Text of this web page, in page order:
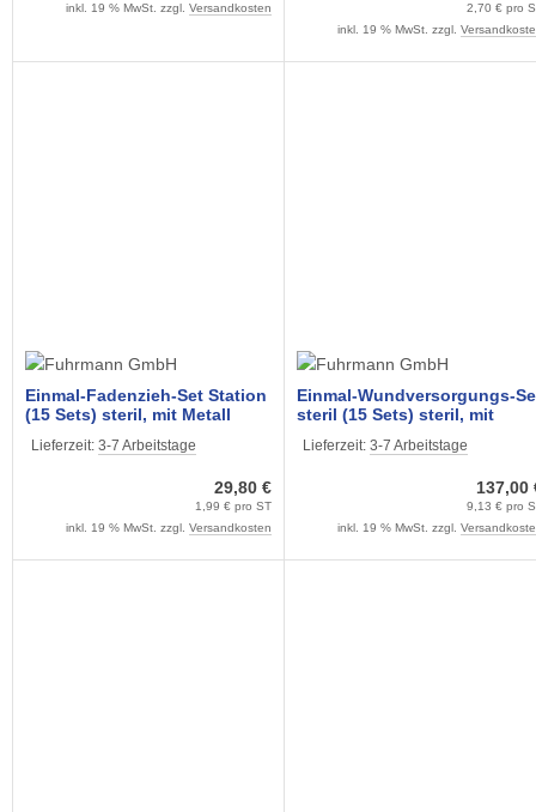
inkl. 19 % MwSt. zzgl. Versandkosten
2,70 € pro
inkl. 19 % MwSt. zzgl.
Einmal-Fadenzieh-Set Station
(15 Sets) steril, mit Metall
und Kompresse
Lieferzeit: 3-7 Arbeitstage
29,80 €
1,99 € pro ST
inkl. 19 % MwSt. zzgl. Versandkosten
Einmal-Wundversorgungs-
steril (15 Sets) steril, mit
Abdeckung und Schale
Lieferzeit: 3-7 Arbeitstage
137,00
9,13 € pro
inkl. 19 % MwSt. zzgl.